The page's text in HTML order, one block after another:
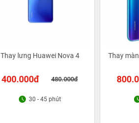
Thay lưng Huawei Nova 4
400.000đ 480.000đ
30 - 45 phút
Thay